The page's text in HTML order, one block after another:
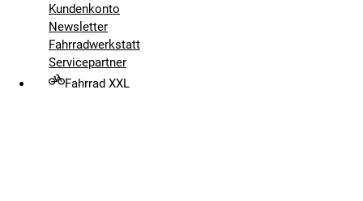
Kundenkonto
Newsletter
Fahrradwerkstatt
Servicepartner
Fahrrad XXL